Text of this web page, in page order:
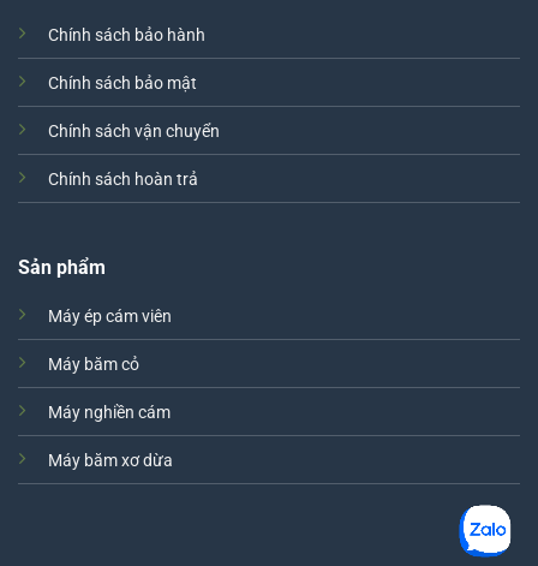
Chính sách bảo hành
Chính sách bảo mật
Chính sách vận chuyển
Chính sách hoàn trả
Sản phẩm
Máy ép cám viên
Máy băm cỏ
Máy nghiền cám
Máy băm xơ dừa